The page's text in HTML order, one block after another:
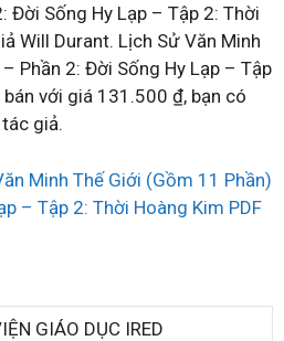
Đời Sống Hy Lạp – Tập 2: Thời
Will Durant. Lịch Sử Văn Minh
Phần 2: Đời Sống Hy Lạp – Tập
với giá 131.500 ₫, bạn có
giả.
Minh Thế Giới (Gồm 11 Phần)
– Tập 2: Thời Hoàng Kim PDF
GIÁO DỤC IRED